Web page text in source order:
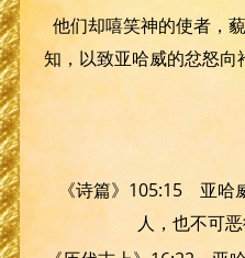
他们却嘻笑神的使者，
知，以致亚哈威的忿怒
《诗篇》105:15 亚哈
人，也不可